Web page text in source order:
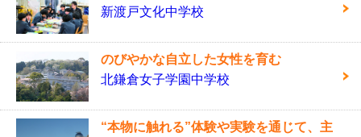
新渡戸文化中学校
のびやかな自立した女性を育む
北鎌倉女子学園中学校
“本物に触れる”体験や実験を通じて、主